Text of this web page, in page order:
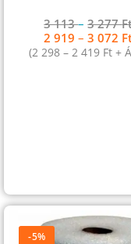
3 113–3 277
2 919–3 072
(2 298–2 419 Ft +
-5%